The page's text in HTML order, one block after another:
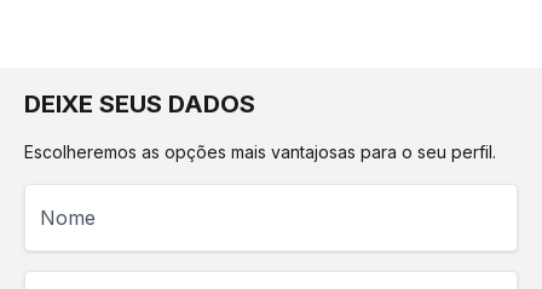
DEIXE SEUS DADOS
Escolheremos as opções mais vantajosas para o seu perfil.